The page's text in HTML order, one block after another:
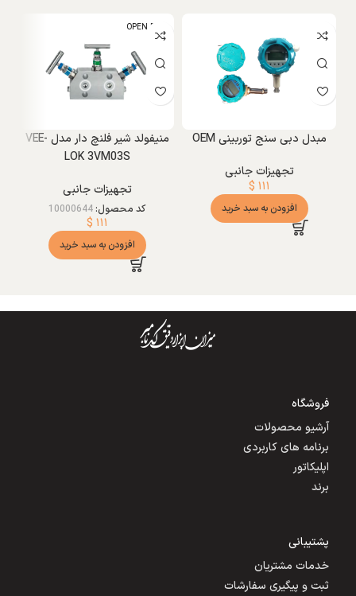
مبدل دبی سنج توربینی OEM
تجهیزات جانبی
$ ۱۱۱
افزودن به سبد خرید
OPEN BOX
منیفولد شیر فلنچ دار مدل VEE-
LOK 3VM03S
تجهیزات جانبی
کد محصول:10000644
$ ۱۱۱
افزودن به سبد خرید
فروشگاه
آرشیو محصولات
برنامه های کاربردی
اپلیکاتور
برند
پشتیبانی
خدمات مشتریان
ثبت و پیگیری سفارشات